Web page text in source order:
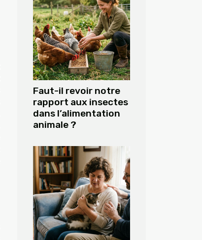
Faut-il revoir notre
rapport aux insectes
dans l’alimentation
animale ?